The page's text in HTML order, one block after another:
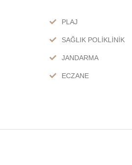
PLAJ
SAĞLIK POLİKLİNİK
JANDARMA
ECZANE